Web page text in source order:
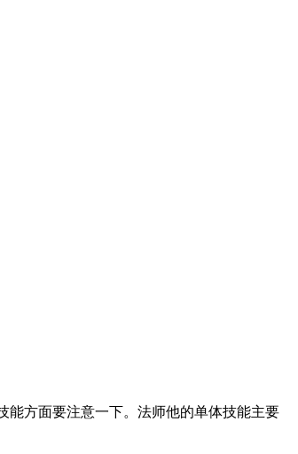
能方面要注意一下。法师他的单体技能主要